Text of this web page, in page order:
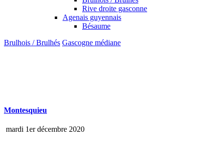
Rive droite gasconne
Agenais guyennais
Bésaume
Brulhois / Brulhés Gascogne médiane
Montesquieu
mardi 1er décembre 2020